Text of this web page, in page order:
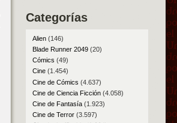
Categorías
Alien(146)
Blade Runner 2049(20)
Cómics (49)
Cine(1.454)
Cine de Cómics (4.637)
Cine de Ciencia Ficción(4.058)
Cine de Fantasía(1.923)
Cine de Terror(3.597)